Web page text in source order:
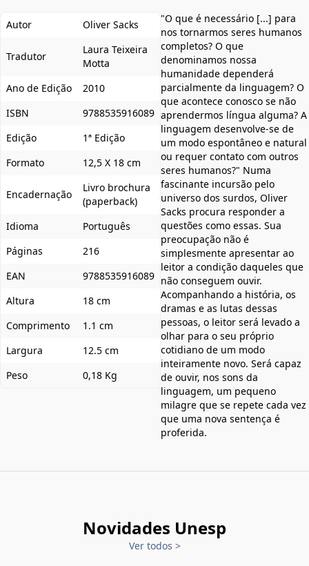
Autor Oliver Sacks
Tradutor
Laura Teixeira
Motta
Ano de Edição
2010
ISBN
9788535916089
Edição
1ª Edição
Formato
12,5 X 18 cm
Encadernação
Livro brochura
(paperback)
Idioma
Português
Páginas
216
EAN
9788535916089
Altura
18 cm
Comprimento
1.1 cm
Largura
12.5 cm
Peso
0,18 Kg
"O que é necessário [...] para
nos tornarmos seres humanos
completos? O que
denominamos nossa
humanidade dependerá
parcialmente da linguagem? O
que acontece conosco se não
aprendermos língua alguma? A
linguagem desenvolve-se de
um modo espontâneo e natural
ou requer contato com outros
seres humanos?" Numa
fascinante incursão pelo
universo dos surdos, Oliver
Sacks procura responder a
questões como essas. Sua
preocupação não é
simplesmente apresentar ao
leitor a condição daqueles que
não conseguem ouvir.
Acompanhando a história, os
dramas e as lutas dessas
pessoas, o leitor será levado a
olhar para o seu próprio
cotidiano de um modo
inteiramente novo. Será capaz
de ouvir, nos sons da
linguagem, um pequeno
milagre que se repete cada vez
que uma nova sentença é
proferida.
Novidades Unesp
Ver todos >